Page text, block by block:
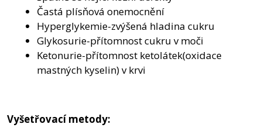
Častá plísňová onemocnění
Hyperglykemie-zvýšená hladina cukru
Glykosurie-přítomnost cukru v moči
Ketonurie-přítomnost ketolátek(oxidace
mastných kyselin) v krvi
Vyšetřovací metody: